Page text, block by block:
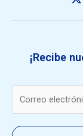
¡Recibe